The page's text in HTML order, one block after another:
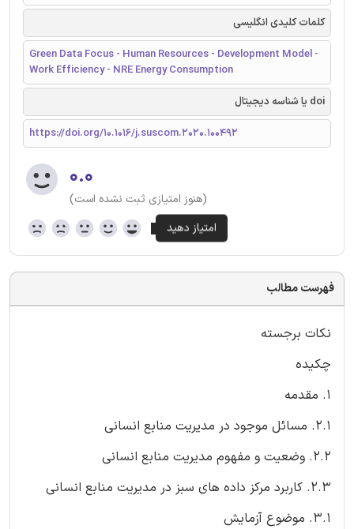
کلمات کلیدی انگلیسی
Green Data Focus - Human Resources - Development Model -
Work Efficiency - NRE Energy Consumption
doi یا شناسه دیجیتال
https://doi.org/10.1016/j.suscom.2020.100492
۰.۰
(هنوز امتیازی ثبت نشده است)
فهرست مطالب
نکات برجسته
چکیده
۱. مقدمه
2.1. مسائل موجود در مدیریت منابع انسانی
2.2. وضعیت و مفهوم مدیریت منابع انسانی
2.3. کاربرد مرکز داده های سبز در مدیریت منابع انسانی
3.1. موضوع آزمایش